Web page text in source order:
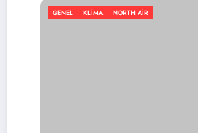
KLIMA NORTH AIR